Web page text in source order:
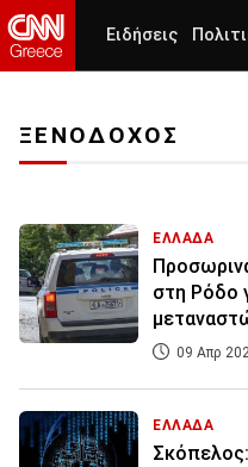
Ειδήσεις
ΞΕΝΟΔΟΧΟΣ
ΕΛΛΑΔΑ
στη Ρόδο
09 Απρ
ΕΛΛΑΔΑ